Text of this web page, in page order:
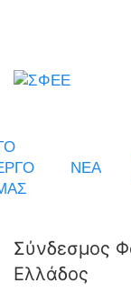
ΝΕΑ
Σύνδεσμος
Ελλάδος